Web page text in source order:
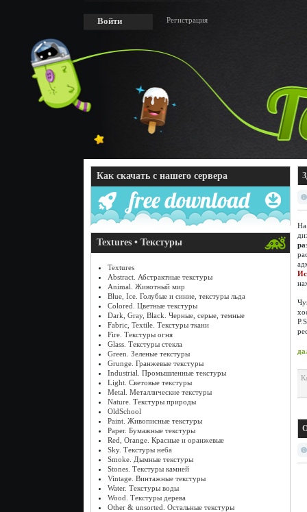
Войти Регистрация
Как скачать с нашего сервера
Textures • Текстуры
Textures
Abstract. Абстрактные текстуры
Animal. Животный мир
Blue, Ice. Голубые и синие, текстуры льда
Colored. Цветные текстуры
Dark, Gray, Black. Черные, серые, темные
Fabric, Textile. Текстуры ткани
Fire. Текстуры огня
Glass. Текстуры стекла
Green. Зеленые текстуры
Grunge. Гранжевые текстуры
Industrial. Промышленные текстуры
Light. Световые текстуры
Metal. Металлические текстуры
Nature. Текстуры природы
OldSchool
Paint. Живописные текстуры
Paper. Бумажные текстуры
Red, Orange. Красные и оранжевые
Sky. Текстуры неба
Smoke. Дымные текстуры
Stones. Текстуры камней
Vintage. Винтажные текстуры
Water. Текстуры воды
Wood. Текстуры дерева
Other & unsorted. Остальные текстуры
На